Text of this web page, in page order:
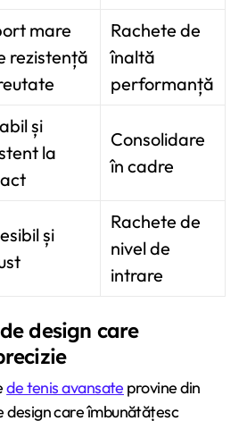
mare
rezistență
Rachete de
înaltă
performanță
și
la
Consolidare
în cadre
și
Rachete de
nivel de
intrare
design care
de tenis avansate provine din
design care îmbunătățesc